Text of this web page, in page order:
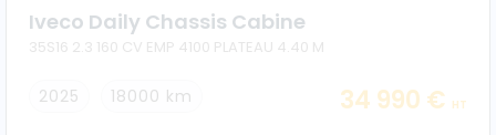
Iveco Daily Chassis Cabine
35S16 2.3 160 CV EMP 4100 PLATEAU 4.40 M
2025 18000 km 34 990 € HT